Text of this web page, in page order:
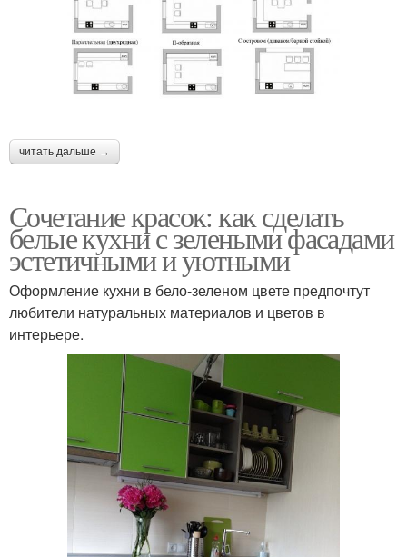
читать дальше →
Сочетание красок: как сделать
белые кухни с зелеными фасадами
эстетичными и уютными
Оформление кухни в бело-зеленом цвете предпочтут
любители натуральных материалов и цветов в
интерьере.